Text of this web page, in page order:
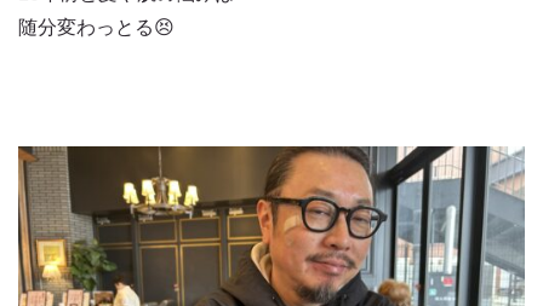
随分変わっとる😣